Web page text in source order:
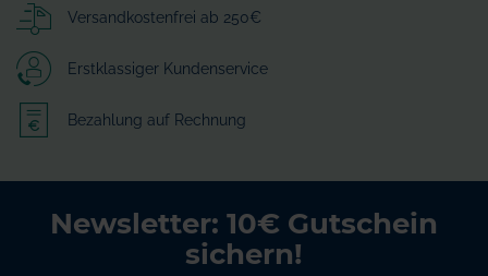
Versandkostenfrei ab 250€
Erstklassiger Kundenservice
Bezahlung auf Rechnung
Newsletter: 10€ Gutschein
sichern!